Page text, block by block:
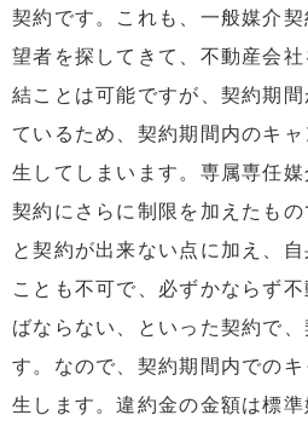
契約です。これも、一般媒介
望者を探してきて、不動産会
結ことは可能ですが、契約期
ているため、契約期間内のキ
生してしまいます。専属専任
契約にさらに制限を加えたも
と契約が出来ない点に加え、
ことも不可で、必ずかならず
ばならない、といった契約で
す。なので、契約期間内での
生します。違約金の金額は標